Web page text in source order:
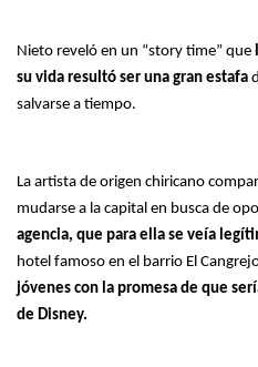
Nieto reveló en un “story time” que
su vida resultó ser una gran estafa
salvarse a tiempo.
La artista de origen chiricano
mudarse a la capital en busca de
agencia, que para ella se veía
hotel famoso en el barrio El
jóvenes con la promesa de que
de Disney.